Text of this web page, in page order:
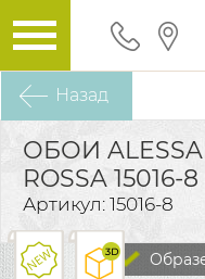
Назад
ОБОИ
ROSSA 15016-8
Артикул: 15016-8